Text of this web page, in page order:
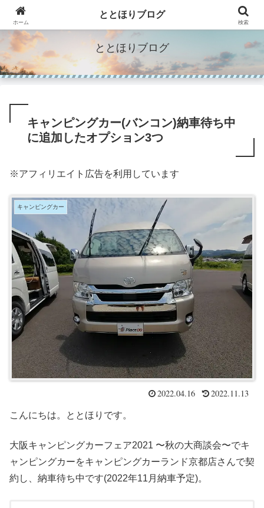
"Make Life Richer"人生を豊かにするモノのブログ。
ととほりブログ
キャンピングカー(バンコン)納車待ち中
に追加したオプション3つ
※アフィリエイト広告を利用しています
キャンピングカー
2022.04.16 2022.11.13
こんにちは。ととほりです。
大阪キャンピングカーフェア2021 〜秋の大商談会〜でキ
ャンピングカーをキャンピングカーランド京都店さんで契
約し、納車待ち中です(2022年11月納車予定)。
ホーム
ととほりブログ
検索